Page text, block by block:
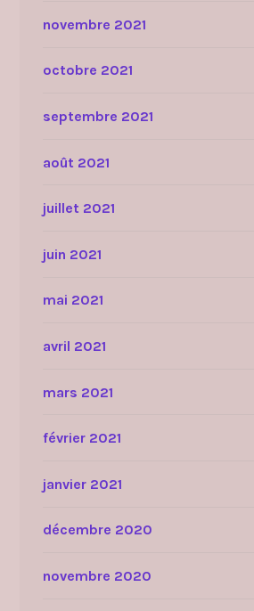
novembre 2021
octobre 2021
septembre 2021
août 2021
juillet 2021
juin 2021
mai 2021
avril 2021
mars 2021
février 2021
janvier 2021
décembre 2020
novembre 2020